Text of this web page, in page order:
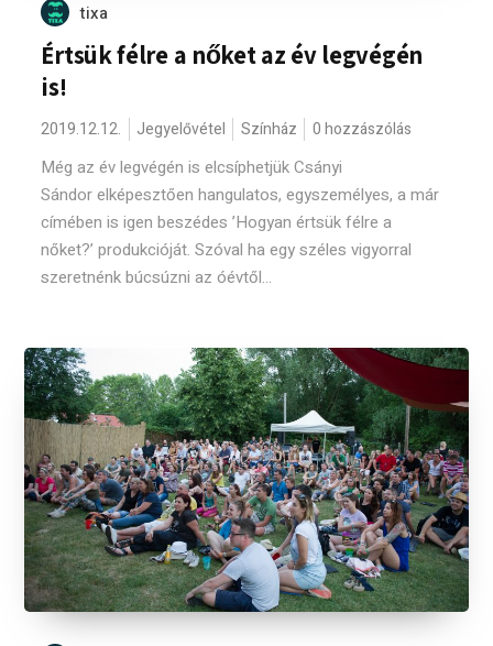
tixa
Értsük félre a nőket az év legvégén
is!
2019.12.12. Jegyelővétel Színház 0 hozzászólás
Még az év legvégén is elcsíphetjük Csányi
Sándor elképesztően hangulatos, egyszemélyes, a már
címében is igen beszédes ’Hogyan értsük félre a
nőket?’ produkcióját. Szóval ha egy széles vigyorral
szeretnénk búcsúzni az óévtől...